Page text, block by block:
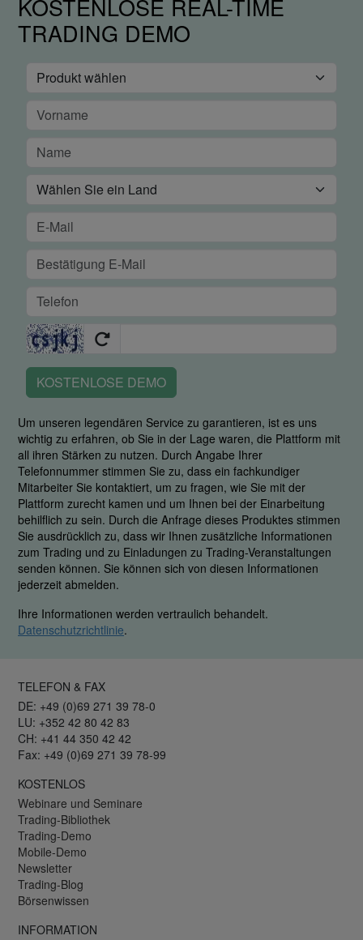
KOSTENLOSE REAL-TIME
TRADING DEMO
KOSTENLOSE DEMO
Um unseren legendären Service zu garantieren, ist es uns
wichtig zu erfahren, ob Sie in der Lage waren, die Plattform mit
all ihren Stärken zu nutzen. Durch Angabe Ihrer
Telefonnummer stimmen Sie zu, dass ein fachkundiger
Mitarbeiter Sie kontaktiert, um zu fragen, wie Sie mit der
Plattform zurecht kamen und um Ihnen bei der Einarbeitung
behilflich zu sein. Durch die Anfrage dieses Produktes stimmen
Sie ausdrücklich zu, dass wir Ihnen zusätzliche Informationen
zum Trading und zu Einladungen zu Trading-Veranstaltungen
senden können. Sie können sich von diesen Informationen
jederzeit abmelden.
Ihre Informationen werden vertraulich behandelt.
Datenschutzrichtlinie.
TELEFON & FAX
DE: +49 (0)69 271 39 78-0
LU: +352 42 80 42 83
CH: +41 44 350 42 42
Fax: +49 (0)69 271 39 78-99
KOSTENLOS
Webinare und Seminare
Trading-Bibliothek
Trading-Demo
Mobile-Demo
Newsletter
Trading-Blog
Börsenwissen
INFORMATION